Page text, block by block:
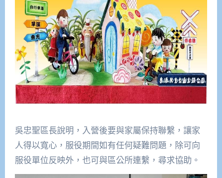
吳忠聖區長說明，入營後要與家屬保持聯繫，讓家
人得以寬心，服役期間如有任何疑難問題，除可向
服役單位反映外，也可與區公所連繫，尋求協助。